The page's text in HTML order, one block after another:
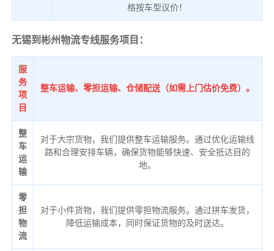
格按车型议价！
无锡到彬州物流专线服务项目：
服
务
项
目
整车运输、零担运输、仓储配送（如需上门估价免费）。
整
车
运
输
对于大宗货物，我们提供整车运输服务。通过优化运输线
路和合理安排车辆，确保货物能够快速、安全抵达目的
地。
零
担
物
流
对于小件货物，我们提供零担物流服务。通过拼车发货，
降低运输成本，同时保证货物的及时送达。